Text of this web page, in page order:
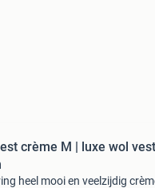
crème M | luxe wol
heel mooi en veelzijdig